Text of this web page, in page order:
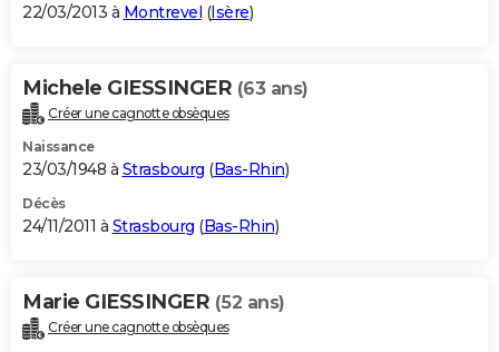
22/03/2013 à Montrevel (Isère)
Michele GIESSINGER (63 ans)
Créer une cagnotte obsèques
Naissance
23/03/1948 à Strasbourg (Bas-Rhin)
Décès
24/11/2011 à Strasbourg (Bas-Rhin)
Marie GIESSINGER (52 ans)
Créer une cagnotte obsèques